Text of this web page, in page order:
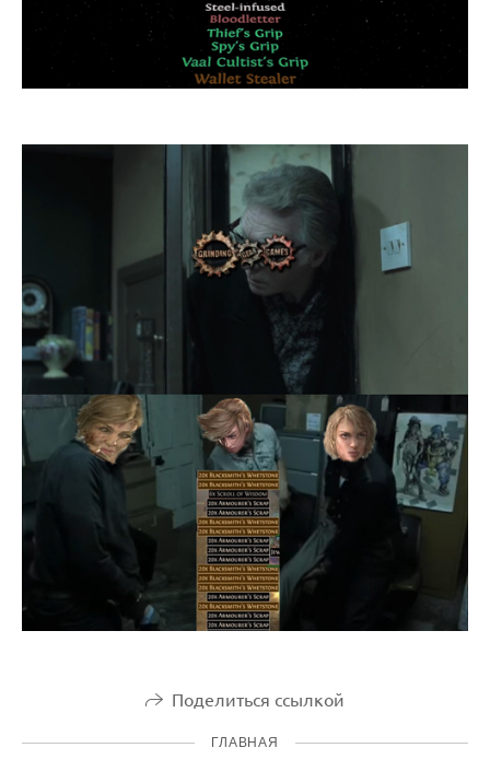
Поделиться ссылкой
ГЛАВНАЯ